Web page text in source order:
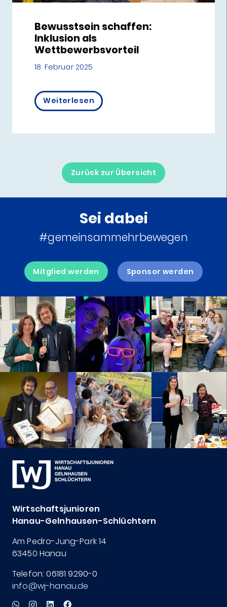
Bewusstsein schaffen:
Inklusion als
Wettbewerbsvorteil
18. Februar 2025
Weiterlesen
Zurück zur Übersicht
Sei dabei
#gemeinsammehrbewegen
Mitglied werden Sponsor werden
Wirtschaftsjunioren
Hanau-Gelnhausen-Schlüchtern
Am Pedro-Jung-Park 14
63450 Hanau
Telefon: 06181 9290-0
info@wj-hanau.de